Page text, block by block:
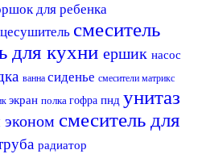
для ребенка
смеситель
для кухни ершик насос
ванна сиденье смесители матрикс
экран полка гофра пнд унитаз
эконом смеситель для
радиатор